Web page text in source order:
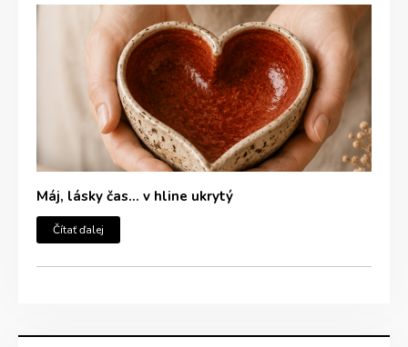
Máj, lásky čas… v hline ukrytý
Čítať ďalej